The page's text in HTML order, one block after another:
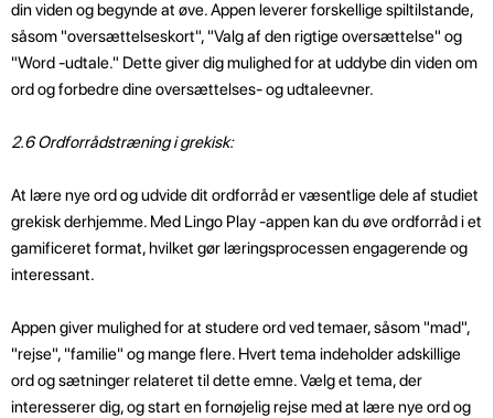
din viden og begynde at øve. Appen leverer forskellige spiltilstande,
såsom "oversættelseskort", "Valg af den rigtige oversættelse" og
"Word -udtale." Dette giver dig mulighed for at uddybe din viden om
ord og forbedre dine oversættelses- og udtaleevner.
2.6 Ordforrådstræning i grekisk:
At lære nye ord og udvide dit ordforråd er væsentlige dele af studiet
grekisk derhjemme. Med Lingo Play -appen kan du øve ordforråd i et
gamificeret format, hvilket gør læringsprocessen engagerende og
interessant.
Appen giver mulighed for at studere ord ved temaer, såsom "mad",
"rejse", "familie" og mange flere. Hvert tema indeholder adskillige
ord og sætninger relateret til dette emne. Vælg et tema, der
interesserer dig, og start en fornøjelig rejse med at lære nye ord og